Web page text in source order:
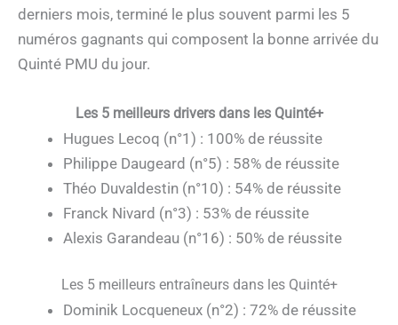
derniers mois, terminé le plus souvent parmi les 5
numéros gagnants qui composent la bonne arrivée du
Quinté PMU du jour.
Les 5 meilleurs drivers dans les Quinté+
Hugues Lecoq (n°1) : 100% de réussite
Philippe Daugeard (n°5) : 58% de réussite
Théo Duvaldestin (n°10) : 54% de réussite
Franck Nivard (n°3) : 53% de réussite
Alexis Garandeau (n°16) : 50% de réussite
Les 5 meilleurs entraîneurs dans les Quinté+
Dominik Locqueneux (n°2) : 72% de réussite